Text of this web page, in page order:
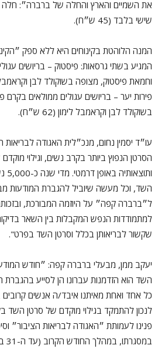
את השמיים והארץ והחלה של ברברה״: חלה
שישי בלבד (45 ש״ח).
המנה הלוהטת בקינוחים היא ללא ספק
המגיע בשתי גרסאות: פיסטוק – בריושים
וחמאת פיסטוק, מצופה בשוקולד לבן
פירות יער – בריושים עגולים ממולאים בקרם
בשוקולד לבן וקראמבל לימון (62 ש״ח).
עו״ד יסמין נחום, מנכ״לית האגודה
הסרטן הנפוץ ביותר בקרב נשים, וגילוי
השד, וכל מעשה שיוביל להגברת המודעות
ל״ברברה קפה״ על היוזמה המבורכת,
למתמודדות הנפש המקבלות בין השאר
שקשור לבריאותן בכלל וסרטן השד בפרט".
יעקב ממן, מבעלי ברברה קפה: ״חודש
השד הוא הזדמנות עברונו הן לסייע בהגברת
כל אחד ואחת מאיתנו איבד/ה אנשים
לנכון להתמקד בגילוי מוקדם של סרטן השד
פנינו לעמותת ״האגודה לבריאות הציבור״